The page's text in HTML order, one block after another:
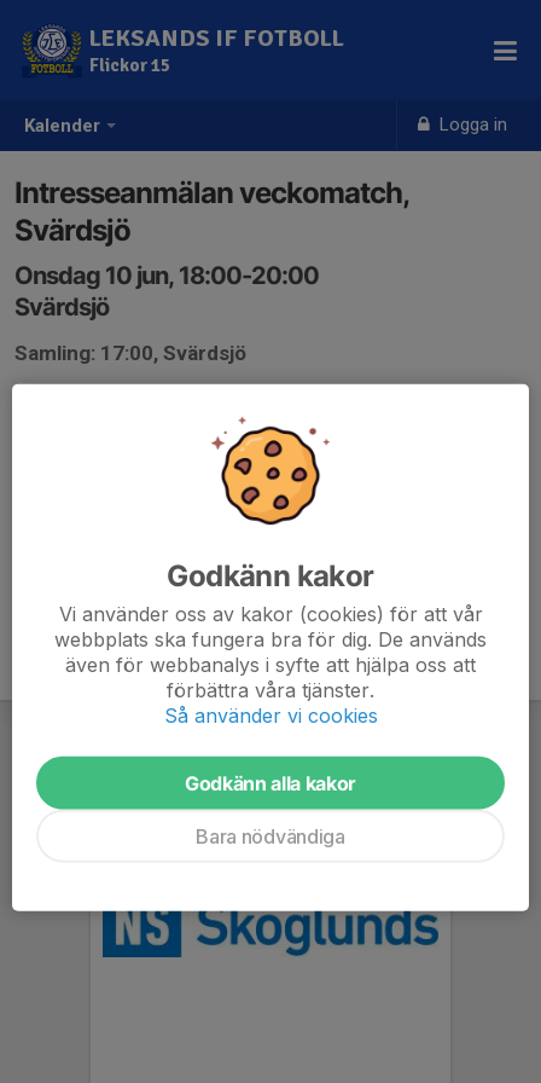
Kalender Logga in
LEKSANDS IF FOTBOLL
Flickor 15
Intresseanmälan veckomatch,
Svärdsjö
Onsdag 10 jun, 18:00-20:00
Svärdsjö
Samling: 17:00, Svärdsjö
Skriv en kommentar om eventuella önskemål. Tid/plats
för matchen hittar ni i svenska lag.
Godkänn kakor
Vi använder oss av kakor (cookies) för att vår
webbplats ska fungera bra för dig. De används
även för webbanalys i syfte att hjälpa oss att
förbättra våra tjänster.
Så använder vi cookies
Godkänn alla kakor
Bara nödvändiga